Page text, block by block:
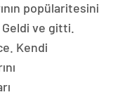
popülaritesini
ve gitti.
Kendi